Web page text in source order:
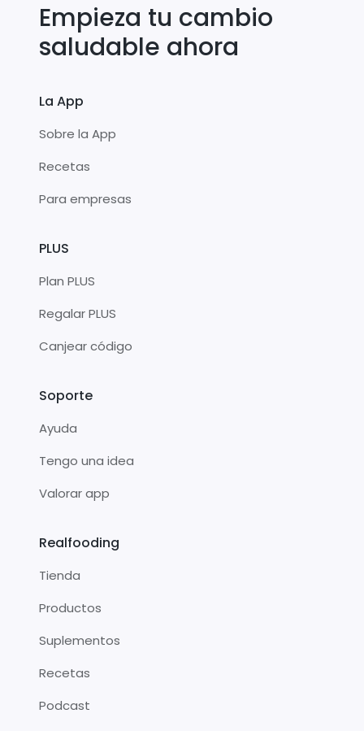
Empieza tu cambio
saludable ahora
La App
Sobre la App
Recetas
Para empresas
PLUS
Plan PLUS
Regalar PLUS
Canjear código
Soporte
Ayuda
Tengo una idea
Valorar app
Realfooding
Tienda
Productos
Suplementos
Recetas
Podcast